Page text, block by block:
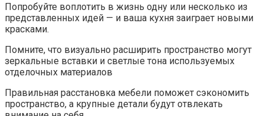
Попробуйте воплотить в жизнь одну или несколько из
представленных идей — и ваша кухня заиграет новыми
красками.
Помните, что визуально расширить пространство могут
зеркальные вставки и светлые тона используемых
отделочных материалов
Правильная расстановка мебели поможет сэкономить
пространство, а крупные детали будут отвлекать